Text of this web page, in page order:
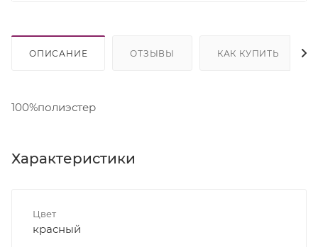
ОПИСАНИЕ ОТЗЫВЫ КАК КУПИТЬ
100%полиэстер
Характеристики
Цвет
красный